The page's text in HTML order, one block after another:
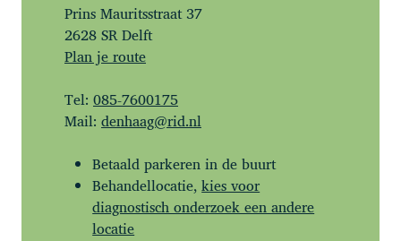
Prins Mauritsstraat 37
2628 SR Delft
Plan je route
Tel: 085-7600175
Mail: denhaag@rid.nl
Betaald parkeren in de buurt
Behandellocatie,kies voor
diagnostisch onderzoek een andere
locatie